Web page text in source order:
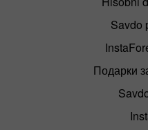
Savdo
Подарки